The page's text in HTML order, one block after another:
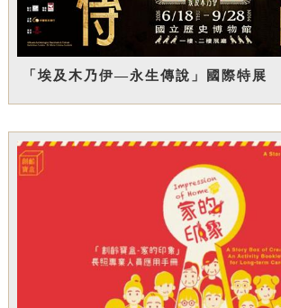
「埃及木乃伊—永生傳說」國際特展